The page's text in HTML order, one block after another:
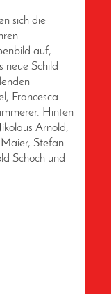
sich die
auf,
neue Schild
Francesca
Hinten
Arnold,
Stefan
Schoch und